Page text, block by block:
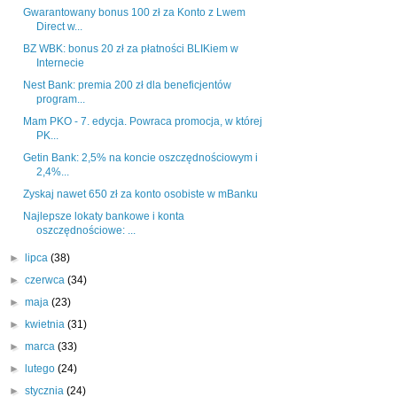
Gwarantowany bonus 100 zł za Konto z Lwem
Direct w...
BZ WBK: bonus 20 zł za płatności BLIKiem w
Internecie
Nest Bank: premia 200 zł dla beneficjentów
program...
Mam PKO - 7. edycja. Powraca promocja, w której
PK...
Getin Bank: 2,5% na koncie oszczędnościowym i
2,4%...
Zyskaj nawet 650 zł za konto osobiste w mBanku
Najlepsze lokaty bankowe i konta
oszczędnościowe: ...
► lipca(38)
►czerwca(34)
►maja(23)
►
kwietnia(31)
►marca(33)
►
lutego(24)
►stycznia(24)